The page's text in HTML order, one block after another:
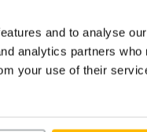
and to analyse
analytics partners
your use of their